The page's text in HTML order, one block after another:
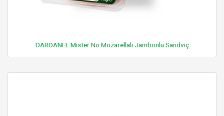
DARDANEL Mister No Mozarellalı Jambonlu Sandviç